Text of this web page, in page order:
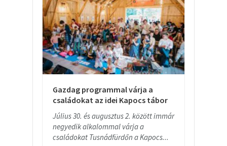
Gazdag programmal várja a
családokat az idei Kapocs tábor
Július 30. és augusztus 2. között immár
negyedik alkalommal várja a
családokat Tusnádfürdőn a Kapocs...